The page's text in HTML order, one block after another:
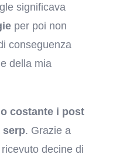
significava
per poi non
conseguenza
della mia
costante i post
serp. Grazie a
decine di